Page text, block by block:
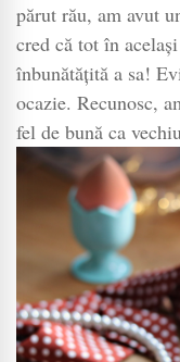
părut rău, am avut
cred că tot în
înbunătățită a sa!
ocazie. Recunosc,
fel de bună ca